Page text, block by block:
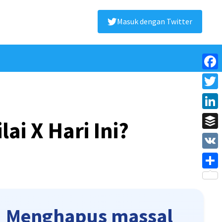
Masuk dengan Twitter
X Hari Ini?
Menghapus massal
VK